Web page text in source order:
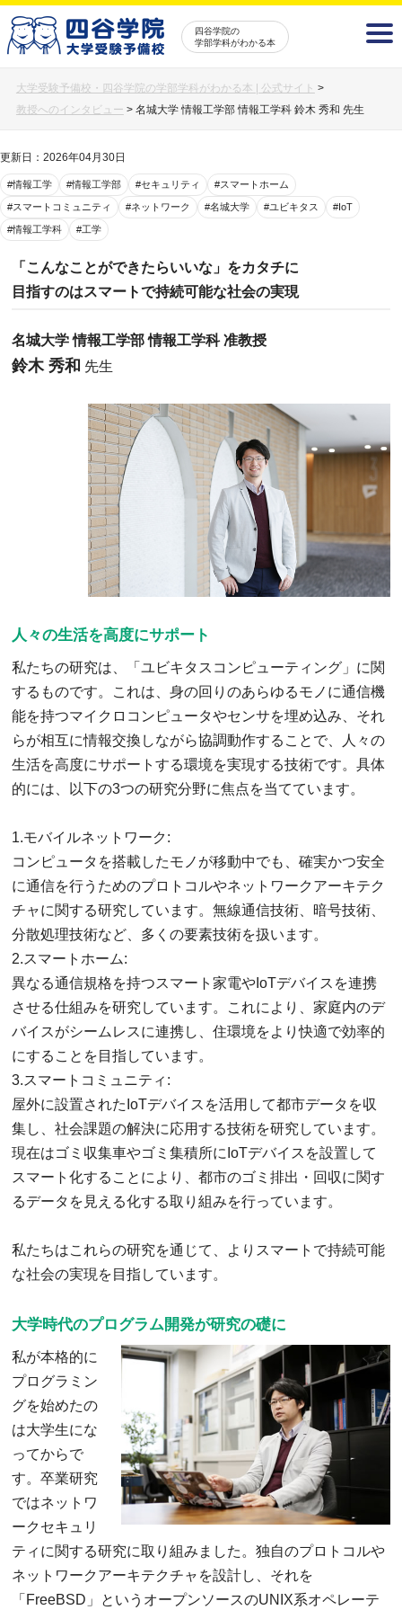
四谷学院の
学部学科がわかる本
大学受験予備校・四谷学院の学部学科がわかる本 | 公式サイト >
教授へのインタビュー > 名城大学 情報工学部 情報工学科 鈴木 秀和 先生
更新日：2026年04月30日
#情報工学 #情報工学部 #セキュリティ #スマートホーム
#スマートコミュニティ #ネットワーク #名城大学 #ユビキタス #IoT
#情報工学科 #工学
「こんなことができたらいいな」をカタチに
目指すのはスマートで持続可能な社会の実現
名城大学 情報工学部 情報工学科 准教授
鈴木 秀和 先生
人々の生活を高度にサポート
私たちの研究は、「ユビキタスコンピューティング」に関
するものです。これは、身の回りのあらゆるモノに通信機
能を持つマイクロコンピュータやセンサを埋め込み、それ
らが相互に情報交換しながら協調動作することで、人々の
生活を高度にサポートする環境を実現する技術です。具体
的には、以下の3つの研究分野に焦点を当てています。
1.モバイルネットワーク:
コンピュータを搭載したモノが移動中でも、確実かつ安全
に通信を行うためのプロトコルやネットワークアーキテク
チャに関する研究しています。無線通信技術、暗号技術、
分散処理技術など、多くの要素技術を扱います。
2.スマートホーム:
異なる通信規格を持つスマート家電やIoTデバイスを連携
させる仕組みを研究しています。これにより、家庭内のデ
バイスがシームレスに連携し、住環境をより快適で効率的
にすることを目指しています。
3.スマートコミュニティ:
屋外に設置されたIoTデバイスを活用して都市データを収
集し、社会課題の解決に応用する技術を研究しています。
現在はゴミ収集車やゴミ集積所にIoTデバイスを設置して
スマート化することにより、都市のゴミ排出・回収に関す
るデータを見える化する取り組みを行っています。
私たちはこれらの研究を通じて、よりスマートで持続可能
な社会の実現を目指しています。
大学時代のプログラム開発が研究の礎に
私が本格的に
プログラミン
グを始めたの
は大学生にな
ってからで
す。卒業研究
ではネットワ
ークセキュリ
ティに関する研究に取り組みました。独自のプロトコルや
ネットワークアーキテクチャを設計し、それを
「FreeBSD」というオープンソースのUNIX系オペレーテ